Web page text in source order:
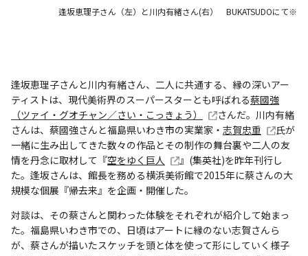
逢坂恵理子さん（左）と川内有緒さん(右） BUKATSUDOにて※
逢坂恵理子さんと川内有緒さん、二人に共通する、縁の深いアー
ティストは、現代美術界のスーパースターとも呼ばれる蔡國強
（ツァイ・グオチャン／さい・こっきょう）
さんだ。川内有緒
さんは、蔡國強さんと福島県いわき市の実業家・ 志賀忠重
氏が
一緒に生み出してきた数々の作品とその制作の舞台裏や二人の友
情を丹念に取材して『空をゆく巨人
』(集英社)を昨年刊行し
た。逢坂さんは、館長を務める横浜美術館で2015年に蔡さんの大
規模な個展『帰去来』を企画・開催した。
対談は、その蔡さんと関わった体験をそれぞれが紹介して始まっ
た。福島県いわき市での、日頃はアートに縁のない志賀さんら
が、蔡さんが描いたスケッチを頭と体を使って形にしていく様子